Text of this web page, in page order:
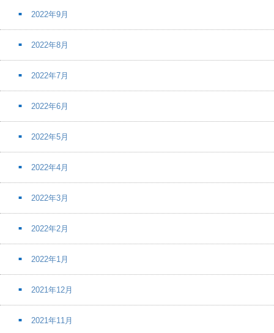
2022年9月
2022年8月
2022年7月
2022年6月
2022年5月
2022年4月
2022年3月
2022年2月
2022年1月
2021年12月
2021年11月